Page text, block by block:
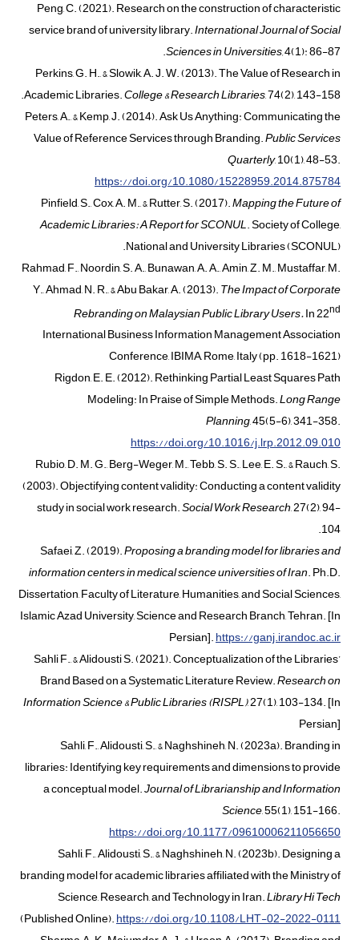
Peng, C. (2021). Research on the construction of characteristic
service brand of university library.International Journal of Social
Sciences in Universities,4(1): 86-87.
Perkins, G. H., & Slowik, A. J. W. (2013). The Value of Research in
Academic Libraries.College & Research Libraries, 74(2), 143-158.
Peters, A., & Kemp, J. (2014). Ask Us Anything: Communicating the
Value of Reference Services through Branding.Public Services
Quarterly,10(1), 48-53.
https://doi.org/10.1080/15228959.2014.875784
Pinfield, S., Cox, A. M., & Rutter, S. (2017).Mapping the Future of
Academic Libraries: A Report for SCONUL. Society of College,
National and University Libraries (SCONUL).
Rahmad, F., Noordin, S. A., Bunawan, A. A., Amin, Z. M., Mustaffar, M.
Y., Ahmad, N. R., & Abu Bakar, A. (2013).The Impact of Corporate
Rebranding on Malaysian Public Library Users.In 22nd
International Business Information Management Association
Conference, IBIMA, Rome, Italy (pp. 1618-1621)
Rigdon, E. E. (2012). Rethinking Partial Least Squares Path
Modeling: In Praise of Simple Methods.Long Range
Planning, 45(5-6), 341-358.
https://doi.org/10.1016/j.lrp.2012.09.010
Rubio, D. M. G., Berg-Weger, M., Tebb, S. S., Lee, E. S., & Rauch, S.
(2003). Objectifying content validity: Conducting a content validity
study in social work research.Social Work Research, 27(2), 94-
104.
Safaei, Z. (2019).Proposing a branding model for libraries and
information centers in medical science universities of Iran. Ph.D.
Dissertation, Faculty of Literature, Humanities, and Social Sciences,
Islamic Azad University, Science and Research Branch, Tehran. [In
Persian].https://ganj.irandoc.ac.ir
Sahli F., & Alidousti S. (2021). Conceptualization of the Libraries’
Brand Based on a Systematic Literature Review.Research on
Information Science & Public Libraries(RISPL), 27(1), 103-134. [In
Persian]
Sahli, F., Alidousti, S., & Naghshineh, N. (2023a). Branding in
libraries: Identifying key requirements and dimensions to provide
a conceptual model.Journal of Librarianship and Information
Science, 55(1), 151-166.
https://doi.org/10.1177/09610006211056650
Sahli, F., Alidousti, S., & Naghshineh, N. (2023b). Designing a
branding model for academic libraries affiliated with the Ministry of
Science, Research, and Technology in Iran.Library Hi Tech
(Published Online).https://doi.org/10.1108/LHT-02-2022-0111